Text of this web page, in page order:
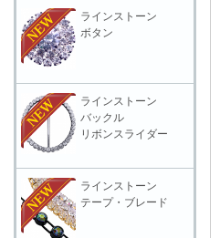
ラインストーン
ボタン
ラインストーン
バックル
リボンスライダー
ラインストーン
テープ・ブレード